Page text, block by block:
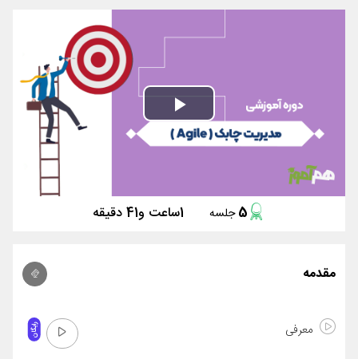
Play
5 جلسه 1ساعت و41 دقیقه
مقدمه
معرفی رایگان